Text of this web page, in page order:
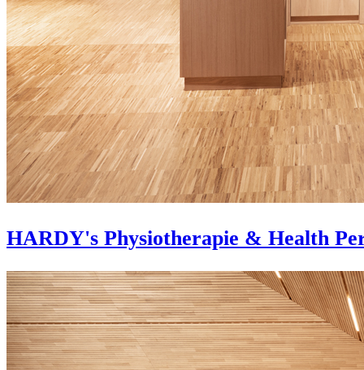
HARDY's Physiotherapie & Health